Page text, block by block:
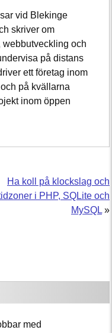
vid Blekinge
skriver om
och
på distans
ett företag inom
på kvällarna
inom öppen
Ha koll på klockslag och
i PHP, SQLite och
MySQL»
med